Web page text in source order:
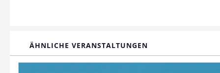
ÄHNLICHE VERANSTALTUNGEN